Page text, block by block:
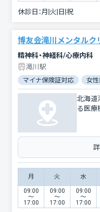
休診日：月|火|日|祝
博友会滝川メンタルク
精神科・神経科/心療内科
滝川駅
マイナ保険証対応 女
北海道
る医療
月 火 水
09:00
〜
17:00
09:00
〜
17:00
09:00
〜
17:00